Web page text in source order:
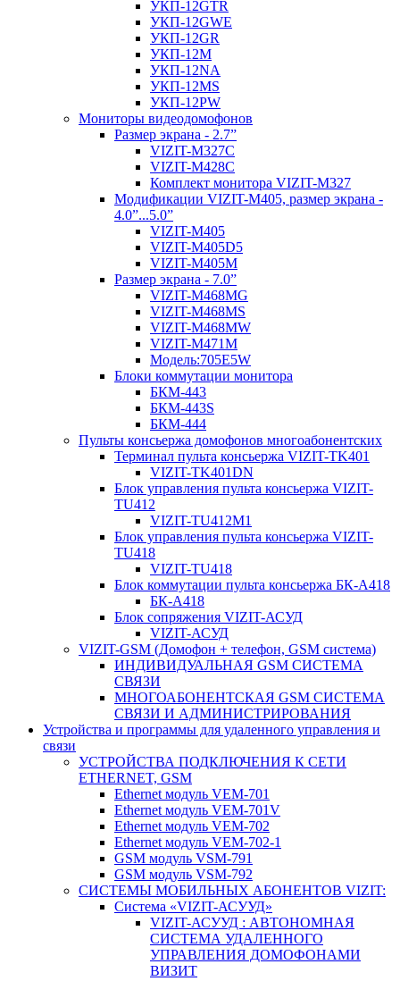
УКП-12GTR
УКП-12GWE
УКП-12GR
УКП-12М
УКП-12NA
УКП-12MS
УКП-12PW
Мониторы видеодомофонов
Размер экрана - 2.7”
VIZIT-M327C
VIZIT-M428C
Комплект монитора VIZIT-M327
Модификации VIZIT-M405, размер экрана -
4.0”...5.0”
VIZIT-M405
VIZIT-M405D5
VIZIT-M405М
Размер экрана - 7.0”
VIZIT-M468MG
VIZIT-M468MS
VIZIT-M468MW
VIZIT-M471M
Модель:705Е5W
Блоки коммутации монитора
БКМ-443
БКМ-443S
БКМ-444
Пульты консьержа домофонов многоабонентских
Терминал пульта консьержа VIZIT-TK401
VIZIT-TK401DN
Блок управления пульта консьержа VIZIT-
TU412
VIZIT-TU412M1
Блок управления пульта консьержа VIZIT-
TU418
VIZIT-TU418
Блок коммутации пульта консьержа БК-А418
БК-А418
Блок сопряжения VIZIT-АСУД
VIZIT-АСУД
VIZIT-GSM (Домофон + телефон, GSM система)
ИНДИВИДУАЛЬНАЯ GSM СИСТЕМА
СВЯЗИ
МНОГОАБОНЕНТСКАЯ GSM СИСТЕМА
СВЯЗИ И АДМИНИСТРИРОВАНИЯ
Устройства и программы для удаленного управления и
связи
УСТРОЙСТВА ПОДКЛЮЧЕНИЯ К СЕТИ
ETHERNET, GSM
Ethernet модуль VEM-701
Ethernet модуль VEM-701V
Ethernet модуль VEM-702
Ethernet модуль VEM-702-1
GSM модуль VSM-791
GSM модуль VSM-792
CИСТЕМЫ МОБИЛЬНЫХ АБОНЕНТОВ VIZIT:
Система «VIZIT-АСУУД»
VIZIT-АСУУД : АВТОНОМНАЯ
СИСТЕМА УДАЛЕННОГО
УПРАВЛЕНИЯ ДОМОФОНАМИ
ВИЗИТ